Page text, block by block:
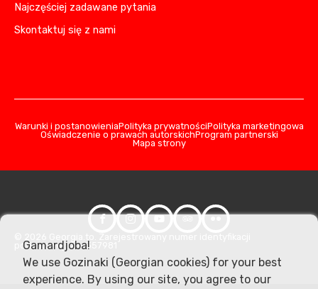
Najczęściej zadawane pytania
Skontaktuj się z nami
Warunki i postanowieniaPolityka prywatnościPolityka marketingowa
Oświadczenie o prawach autorskichProgram partnerski
Mapa strony
podatkowej: 406357981
Gamardjoba!
We use Gozinaki (Georgian cookies) for your best
experience. By using our site, you agree to our